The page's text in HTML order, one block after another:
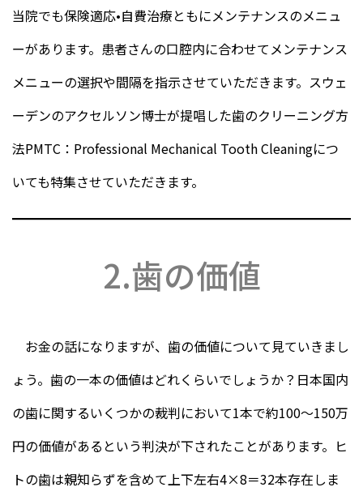
当院でも保険適応•自費治療ともにメンテナンスのメニュ
ーがあります。患者さんの口腔内に合わせてメンテナンス
メニューの選択や間隔を指示させていただきます。スウェ
ーデンのアクセルソン博士が提唱した歯のクリーニング方
法PMTC：Professional Mechanical Tooth Cleaningにつ
いても特集させていただきます。
2.歯の価値
お金の話になりますが、歯の価値について見ていきまし
ょう。歯の一本の価値はどれくらいでしょうか？日本国内
の歯に関するいくつかの裁判において1本で約100～150万
円の価値があるという判決が下されたことがあります。ヒ
トの歯は親知らずを含めて上下左右4×8＝32本存在しま